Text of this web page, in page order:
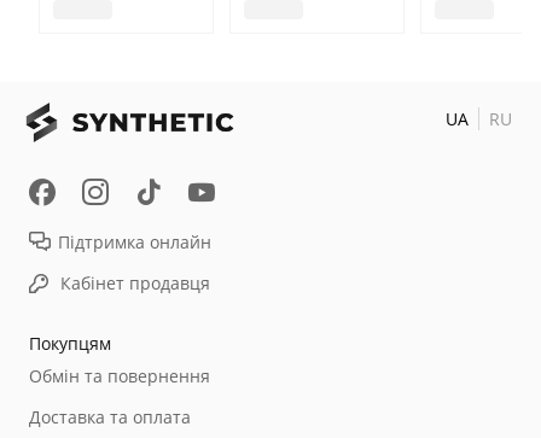
Покупцям
Обмін та повернення
Доставка та оплата
Підтримка онлайн
Кабінет продавця
UA RU